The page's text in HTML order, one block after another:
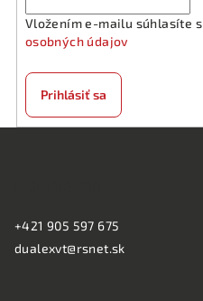
Vložením e-mailu súhlasíte s
osobných údajov
Prihlásiť sa
+421 905 597 675
dualexvt@rsnet.sk